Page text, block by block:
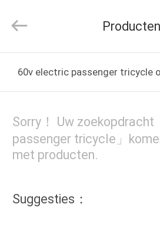
ONGEVEER
ONS
FABRIEKSREIS
Reserved.
Producten
60v electric passenger tricycle
Sorry！ Uw
passenger tricycle」
met producten.
Suggesties：